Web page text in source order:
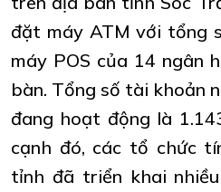
đặt máy ATM với tổng
máy POS của 14 ngân
bàn. Tổng số tài khoản
đang hoạt động là
cạnh đó, các tổ chức
tỉnh đã triển khai